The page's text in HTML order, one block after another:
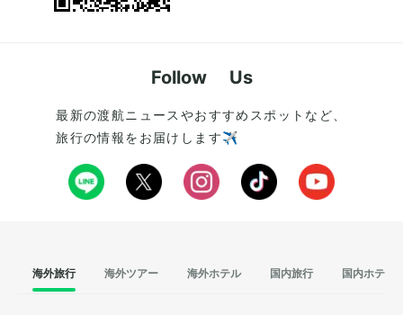
Follow Us
最新の渡航ニュースやおすすめスポットなど、
旅行の情報をお届けします✈️
海外旅行 海外ツアー 海外ホテル 国内旅行 国内ホテル